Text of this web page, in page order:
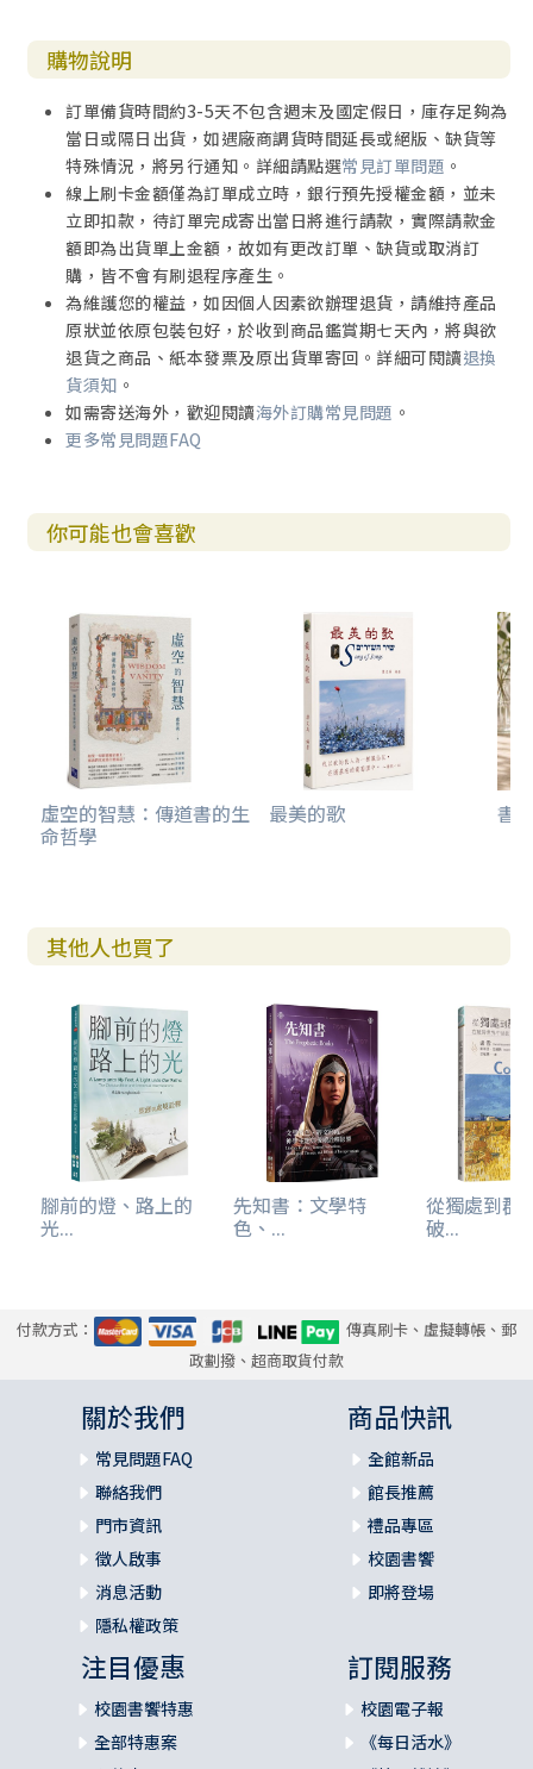
前言 250
1. 箴言的結構 250
3. 箴言的智慧傳統來源 264
4. 箴言的智慧文學形式 267
5. 箴言的形成與歷史背景 270
6. 箴言的神學主題 273
7. 箴言的後續影響 275
箴言導論問題與討論 277
第六章 箴言內容主題介紹 279
1. 第一段落1:1–9:18 智慧格言 280
2. 第二段落10:1–22:16 所羅門王的格言 298
詩歌與智慧文學
文學特色?經文形成?
神學主題與後續詮釋影響
of the Old Testamen
3. 第三段落22:17–24:22引用埃及《阿梅內莫普的教導》的智
5.第五段落25:1–29:27王家格言 310
6.第六段落 30:1–33外國的智慧與謎語 313
7.第七段落 31:1–31瑪撒王利慕伊勒母親的訓言 315
箴言問題與討論 319
第七章 傳道書導論 323
前言 324
1.傳道書的結構 325
2.傳道書的分段與內容大要 328
傳道書導論問題與討論 345
第八章 傳道書內容主題介紹 347
1.傳道書的標題1:1 348
2.序言1:2–18反思天下無新鮮事，事情不斷重複 349
3. 第一段落2:1–6:12反思智慧、時間、人類社會與經濟環境 3
4.第二段落7:1–12:8反思真正的益處、智慧的有效性 365
5.結語12:9–14 381
傳道書問題與討論 382
2.雅歌的文學特色 392
3.雅歌的形成與歷史背景 399
5.雅歌的神學主題 404
7.延伸討論：近年來研究雅歌的進路與方法 410
雅歌導論問題與討論 416
第十章 雅歌內容主題介紹 417
1.雅歌1:1–2:7兩情相悅與頌歌 418
2.雅歌2:8–3:5尋覓與發現 423
3.雅歌3:6–5:1庭園與親密關係 428
4.雅歌5:2–6:3再次追尋愛人：尋獲與尋不著 435
5.雅歌6:4–8:14真愛勝過死亡 441
雅歌問題與討論 448
購物說明
訂單備貨時間約3-5天不包含週末及國定假日，庫存足夠為
當日或隔日出貨，如遇廠商調貨時間延長或絕版、缺貨等
特殊情況，將另行通知。詳細請點選常見訂單問題 。
線上刷卡金額僅為訂單成立時，銀行預先授權金額，並未
立即扣款，待訂單完成寄出當日將進行請款，實際請款金
額即為出貨單上金額，故如有更改訂單、缺貨或取消訂
購，皆不會有刷退程序產生。
為維護您的權益，如因個人因素欲辦理退貨，請維持產品
原狀並依原包裝包好，於收到商品鑑賞期七天內，將與欲
退貨之商品、紙本發票及原出貨單寄回。詳細可閱讀退換
貨須知 。
如需寄送海外，歡迎閱讀海外訂購常見問題 。
更多常見問題FAQ
你可能也會喜歡
虛空的智慧：傳道書的生
命哲學
最美的歌 書
其他人也買了
腳前的燈、路上的
光...
先知書：文學特
色、...
從獨處到群
破...
付款方式：
傳真刷卡、虛擬轉帳、郵
政劃撥、超商取貨付款
關於我們
常見問題FAQ
聯絡我們
門市資訊
徵人啟事
消息活動
隱私權政策
商品快訊
全館新品
館長推薦
禮品專區
校園書饗
即將登場
注目優惠
校園書饗特惠
全部特惠案
訂閱服務
校園電子報
《每日活水》